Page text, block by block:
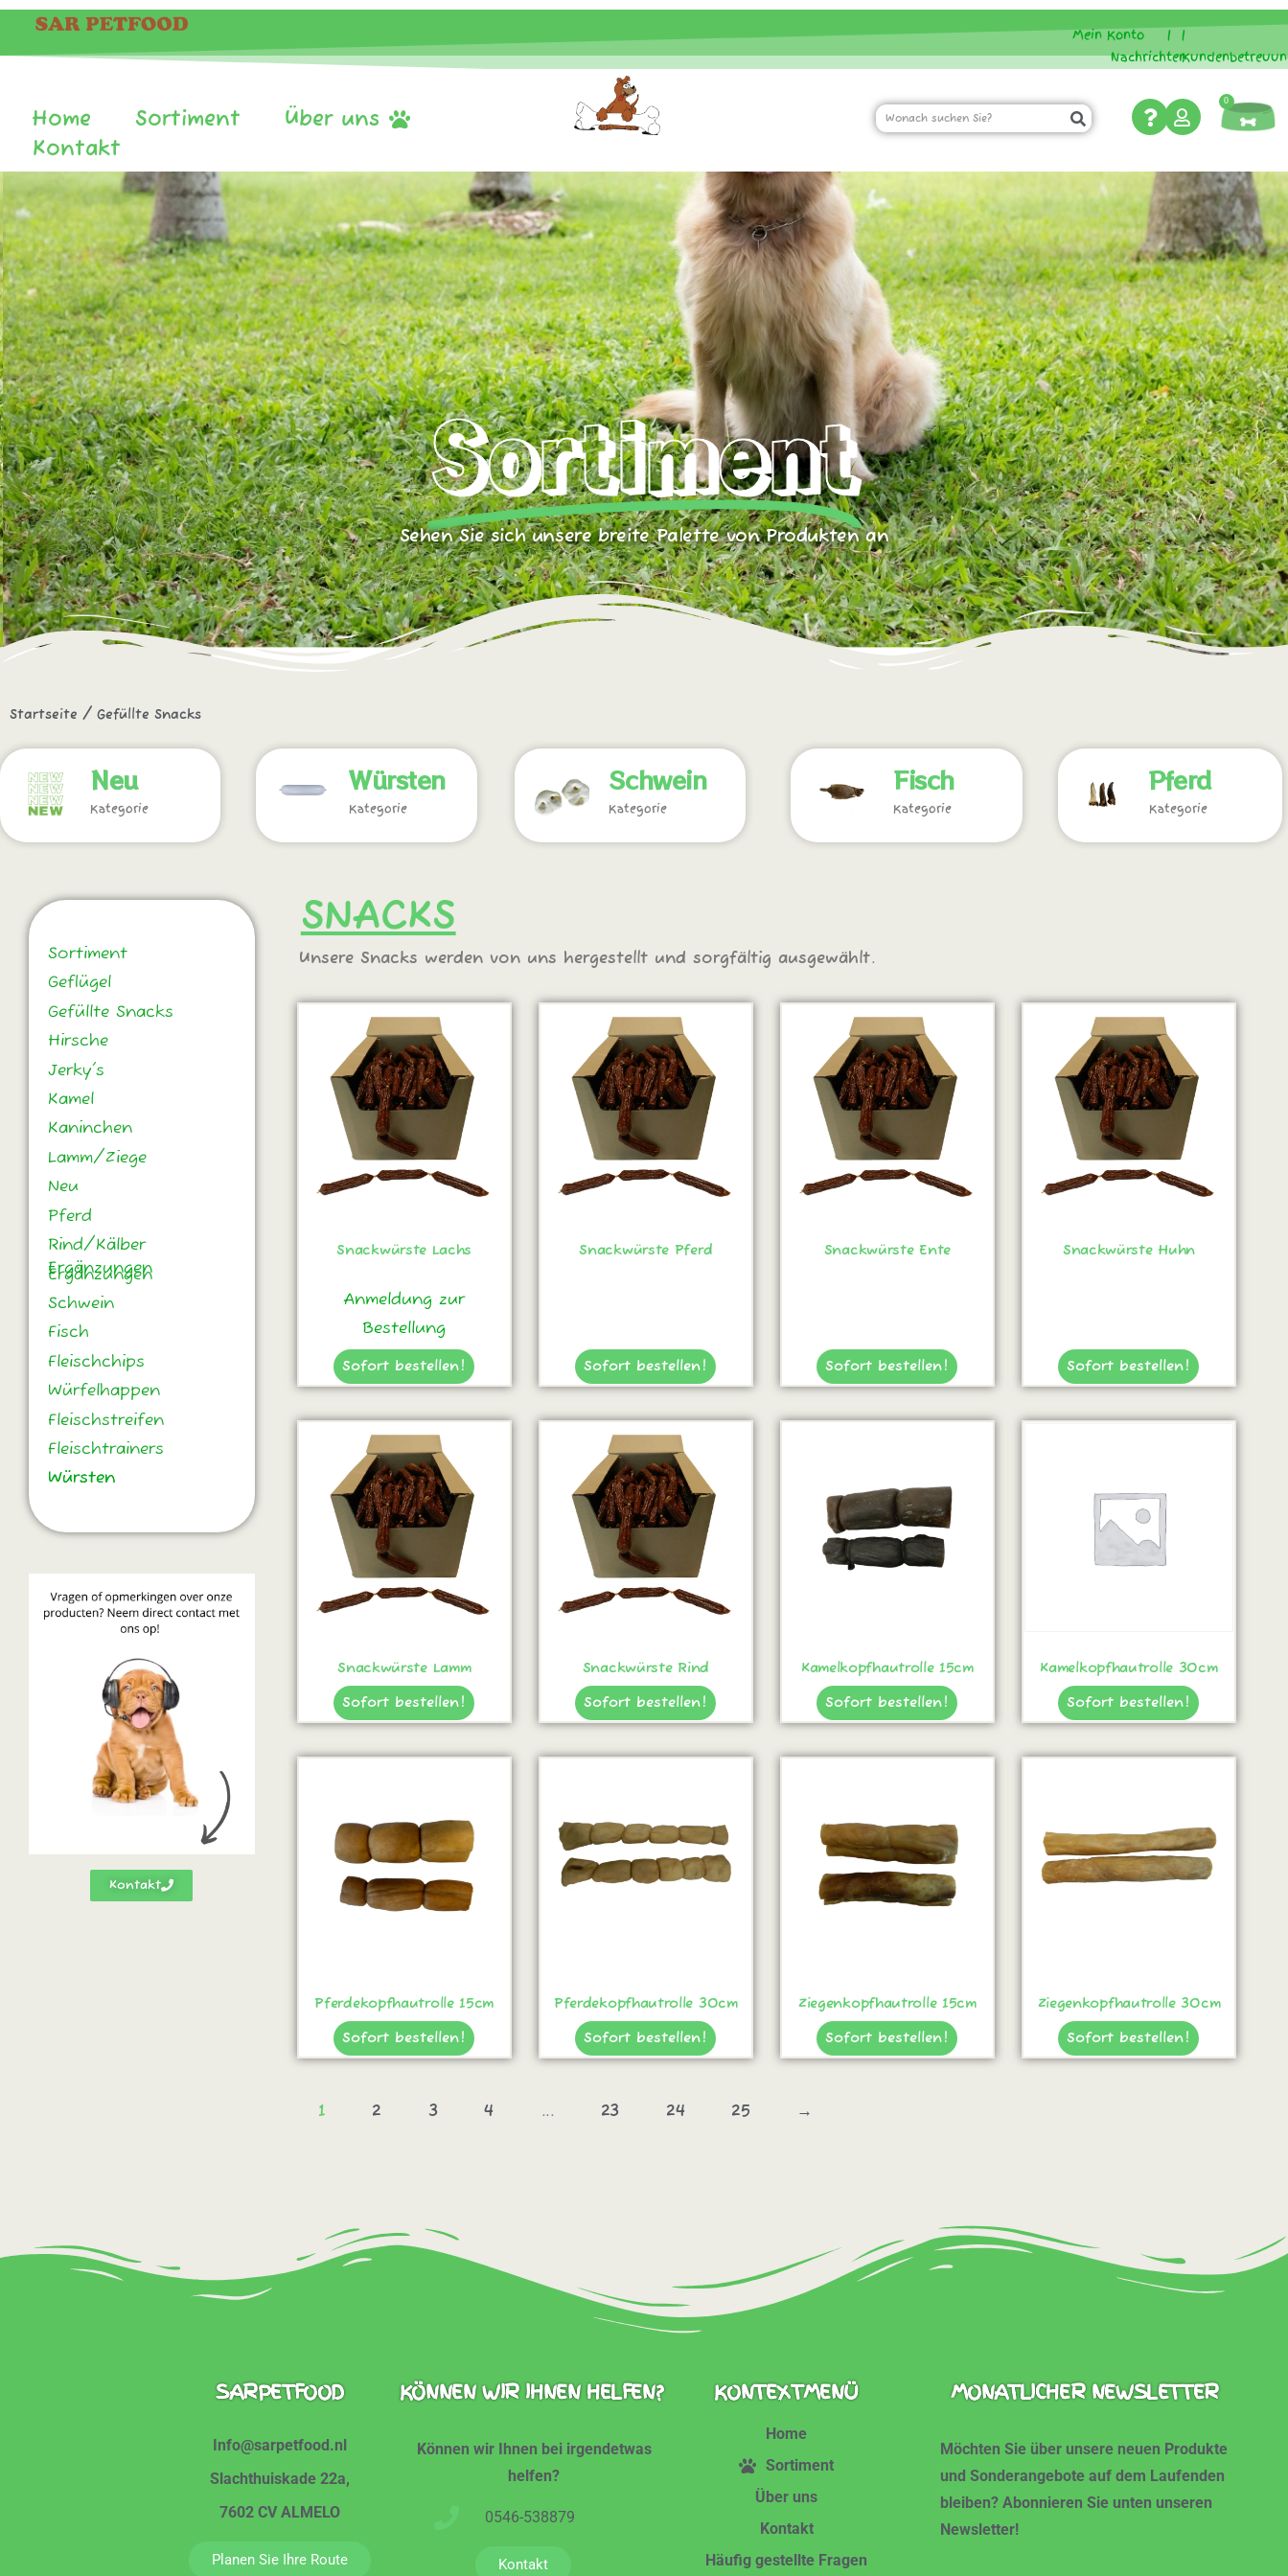
Mein Konto
|
Nachrichten
|
Home Sortiment
Über uns
Kontakt
0
Sortiment
Sehen Sie sich unsere breite Palette von Produkten an
Startseite / Gefüllte Snacks
Neu
Kategorie
Würsten
Kategorie
Schwein
Kategorie
Fisch
Kategorie
Pferd
Kategorie
Sortiment
Geflügel
Gefüllte Snacks
Hirsche
Jerky's
Kamel
Kaninchen
Lamm/Ziege
Neu
Pferd
Rind/Kälber
Ergänzungen
Schwein
Fisch
Fleischchips
Würfelhappen
Fleischstreifen
Fleischtrainers
Würsten
Würsten
Ergänzungen
Kontakt
SNACKS
Unsere Snacks werden von uns hergestellt und sorgfältig ausgewählt.
Snackwürste Lachs
Anmeldung zur
Bestellung
Sofort bestellen!
Snackwürste Pferd
Sofort bestellen!
Snackwürste Ente
Sofort bestellen!
Snackwürste Huhn
Sofort bestellen!
Snackwürste Lamm
Sofort bestellen!
Snackwürste Rind
Sofort bestellen!
Kamelkopfhautrolle 15cm
Sofort bestellen!
Kamelkopfhautrolle 30cm
Sofort bestellen!
Pferdekopfhautrolle 15cm
Sofort bestellen!
Pferdekopfhautrolle 30cm
Sofort bestellen!
Ziegenkopfhautrolle 15cm
Sofort bestellen!
Ziegenkopfhautrolle 30cm
Sofort bestellen!
1 2 3 4 ... 23 24 25 →
SARPETFOOD
Info@sarpetfood.nl
Slachthuiskade 22a,
7602 CV ALMELO
Planen Sie Ihre Route
KÖNNEN WIR IHNEN HELFEN?
Können wir Ihnen bei irgendetwas
helfen?
0546-538879
Kontakt
KONTEXTMENÜ
Home
Sortiment
Über uns
Kontakt
Häufig gestellte Fragen
MONATLICHER NEWSLETTER
Möchten Sie über unsere neuen Produkte
und Sonderangebote auf dem Laufenden
bleiben? Abonnieren Sie unten unseren
Newsletter!